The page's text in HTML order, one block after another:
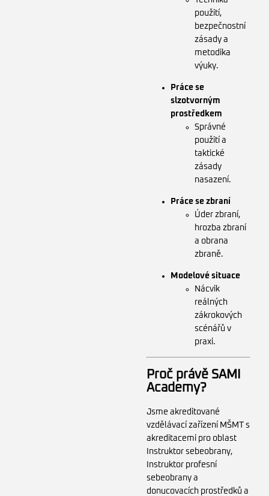
použití,
bezpečnostní
zásady a
metodika
výuky.
Práce se
slzotvorným
prostředkem
Správné
použití a
taktické
zásady
nasazení.
Práce se zbraní
Úder zbraní,
hrozba zbraní
a obrana
zbraně.
Modelové situace
Nácvik
reálných
zákrokových
scénářů v
praxi.
Proč právě SAMI
Academy?
Jsme akreditované
vzdělávací zařízení MŠMT s
akreditacemi pro oblast
Instruktor sebeobrany,
Instruktor profesní
sebeobrany a
donucovacích prostředků a